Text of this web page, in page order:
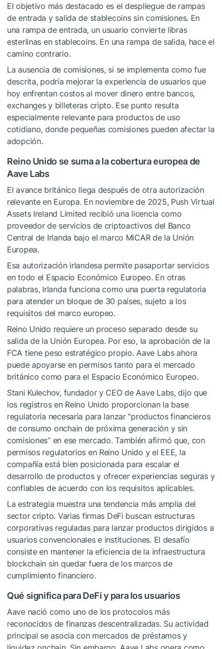
El objetivo más destacado es el despliegue de rampas
de entrada y salida de stablecoins sin comisiones. En
una rampa de entrada, un usuario convierte libras
esterlinas en stablecoins. En una rampa de salida, hace el
camino contrario.
La ausencia de comisiones, si se implementa como fue
descrita, podría mejorar la experiencia de usuarios que
hoy enfrentan costos al mover dinero entre bancos,
exchanges y billeteras cripto. Ese punto resulta
especialmente relevante para productos de uso
cotidiano, donde pequeñas comisiones pueden afectar la
adopción.
Reino Unido se suma a la cobertura europea de
Aave Labs
El avance británico llega después de otra autorización
relevante en Europa. En noviembre de 2025, Push Virtual
Assets Ireland Limited recibió una licencia como
proveedor de servicios de criptoactivos del Banco
Central de Irlanda bajo el marco MiCAR de la Unión
Europea.
Esa autorización irlandesa permite pasaportar servicios
en todo el Espacio Económico Europeo. En otras
palabras, Irlanda funciona como una puerta regulatoria
para atender un bloque de 30 países, sujeto a los
requisitos del marco europeo.
Reino Unido requiere un proceso separado desde su
salida de la Unión Europea. Por eso, la aprobación de la
FCA tiene peso estratégico propio. Aave Labs ahora
puede apoyarse en permisos tanto para el mercado
británico como para el Espacio Económico Europeo.
Stani Kulechov, fundador y CEO de Aave Labs, dijo que
los registros en Reino Unido proporcionan la base
regulatoria necesaria para lanzar “productos financieros
de consumo onchain de próxima generación y sin
comisiones” en ese mercado. También afirmó que, con
permisos regulatorios en Reino Unido y el EEE, la
compañía está bien posicionada para escalar el
desarrollo de productos y ofrecer experiencias seguras y
confiables de acuerdo con los requisitos aplicables.
La estrategia muestra una tendencia más amplia del
sector cripto. Varias firmas DeFi buscan estructuras
corporativas reguladas para lanzar productos dirigidos a
usuarios convencionales e instituciones. El desafío
consiste en mantener la eficiencia de la infraestructura
blockchain sin quedar fuera de los marcos de
cumplimiento financiero.
Qué significa para DeFi y para los usuarios
Aave nació como uno de los protocolos más
reconocidos de finanzas descentralizadas. Su actividad
principal se asocia con mercados de préstamos y